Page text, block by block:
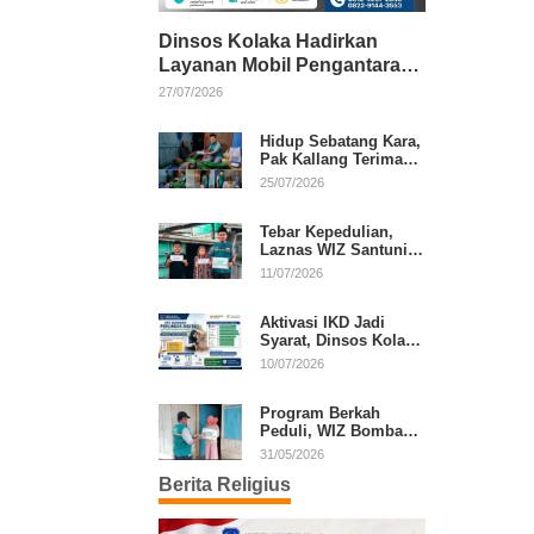
Dinsos Kolaka Hadirkan
Layanan Mobil Pengantaran
Gratis bagi Pasien Penerima
27/07/2026
Hidup Sebatang Kara,
Pak Kallang Terima
Bantuan dari Laznas
25/07/2026
Tebar Kepedulian,
Laznas WIZ Santuni
Anak Yatim dan
11/07/2026
Aktivasi IKD Jadi
Syarat, Dinsos Kolaka
Sosialisasikan
10/07/2026
Program Berkah
Peduli, WIZ Bombana
Bantu Lansia dan
31/05/2026
Berita Religius